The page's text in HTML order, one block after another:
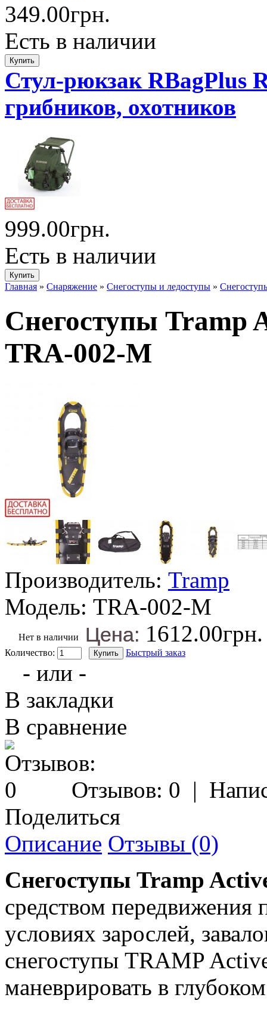
349.00грн.
Есть в наличии
Стул-рюкзак RBagPlus
грибников, охотников
999.00грн.
Есть в наличии
Главная » Снаряжение » Снегоступы и ледоступы »
Cнегоступы Tramp
TRA-002-M
Производитель: Tramp
Модель: TRA-002-M
Нет в наличии Цена: 1612.00грн.
Количество: Быстрый заказ
- или -
В закладки
В сравнение
Отзывов: 0 |
Поделиться
Описание Отзывы (0)
Cнегоступы Tramp
средством передвижения
условиях зарослей,
снегоступы TRAMP
маневрировать в